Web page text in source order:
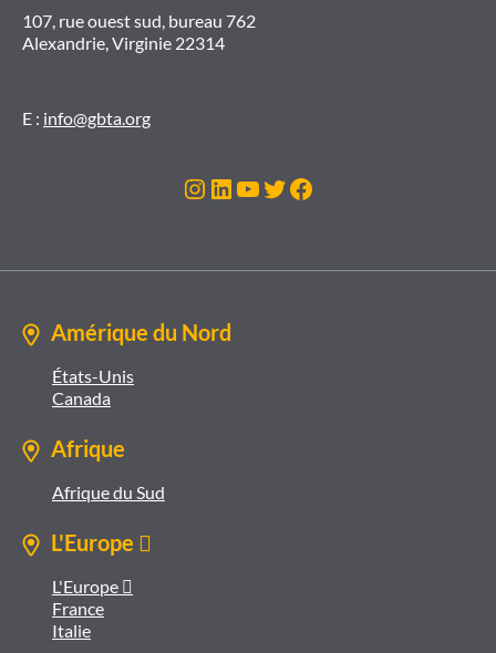
107, rue ouest sud, bureau 762
Alexandrie, Virginie 22314
E : info@gbta.org
Instagram
LinkedIn
YouTube
Twitter
Facebook
Amérique du Nord
États-Unis
Canada
Afrique
Afrique du Sud
L'Europe 
L'Europe 
France
Italie